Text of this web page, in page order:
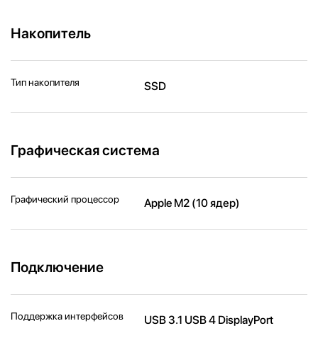
Накопитель
Тип накопителя SSD
Графическая система
Графический процессор Apple M2 (10 ядер)
Подключение
Поддержка интерфейсов
USB 3.1 USB 4 DisplayPort